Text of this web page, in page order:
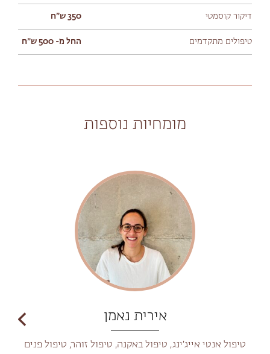
דיקור קוסמטי 350 ש״ח
טיפולים מתקדמים החל מ- 500 ש״ח
מומחיות נוספות
אירית נאמן
טיפול אנטי אייג׳ינג, טיפול באקנה, טיפול זוהר, טיפול פנים